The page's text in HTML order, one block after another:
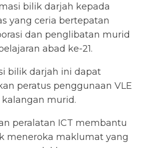
bilik darjah kepada
yang ceria bertepatan
dan penglibatan murid
abad ke-21.
bilik darjah ini dapat
peratus penggunaan VLE
murid.
peralatan ICT membantu
meneroka maklumat yang